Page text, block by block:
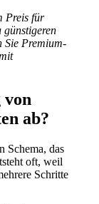
Preis für
günstigeren
Sie Premium-
von
ab?
Schema, das
oft, weil
Schritte